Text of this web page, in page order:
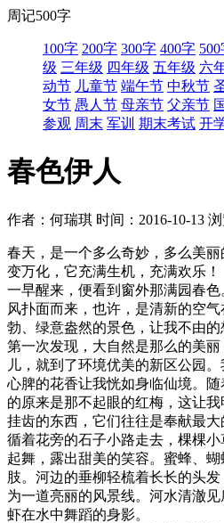
周记500字
100字 200字 300字 400字
级 三年级 四年级 五年级 六
动节 儿童节 端午节 中秋节
女节 愚人节 母亲节 父亲节
参观 周末 军训 期末考试 开
春色伊人
作者：何瑞琪 时间：2016-10-13 浏
春天，是一个多么奇妙，多么美
变万化，它充满生机，充满欢乐！
一早醒来，便看到窗外那满园春
风扑面而来，也许，是清新的空
勃、绿意盎然的景色，让我不由的
第一次发现，大自然是那么的美
儿，就到了环境优美的新区公园
心脾的花香让我恍如身临仙境。
的原来是那不起眼的红梅，这让
挂齿的东西，它们往往是奉献最大
循着花旁的石子小路走去，棵棵
起舞，露出甜美的笑容。蜜蜂、
肢。河边的垂柳轻梳着长长的头
为一道亮丽的风景线。河水清澈
虾在水中舞蹈的身影。